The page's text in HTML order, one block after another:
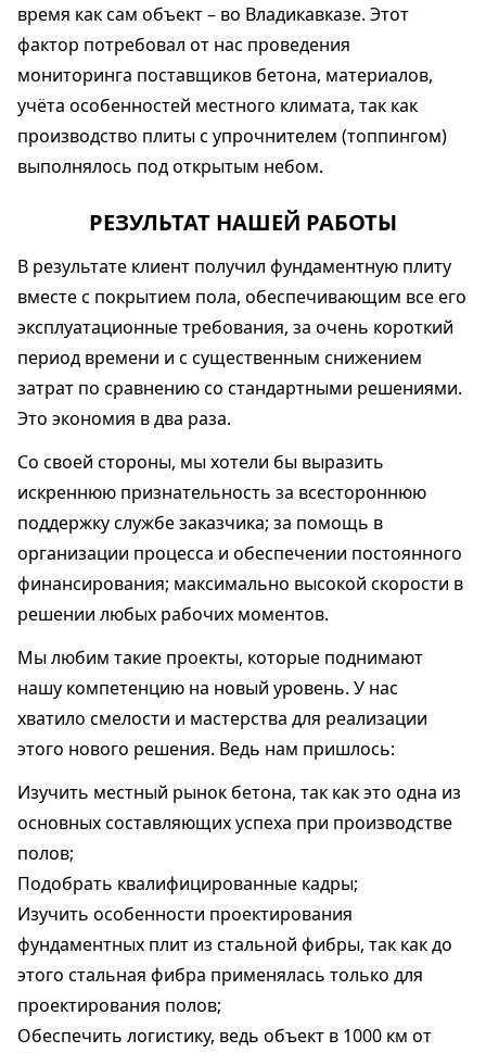
время как сам объект – во Владикавказе. Этот
фактор потребовал от нас проведения
мониторинга поставщиков бетона, материалов,
учёта особенностей местного климата, так как
производство плиты с упрочнителем (топпингом)
выполнялось под открытым небом.
РЕЗУЛЬТАТ НАШЕЙ РАБОТЫ
В результате клиент получил фундаментную плиту
вместе с покрытием пола, обеспечивающим все его
эксплуатационные требования, за очень короткий
период времени и с существенным снижением
затрат по сравнению со стандартными решениями.
Это экономия в два раза.
Со своей стороны, мы хотели бы выразить
искреннюю признательность за всестороннюю
поддержку службе заказчика; за помощь в
организации процесса и обеспечении постоянного
финансирования; максимально высокой скорости в
решении любых рабочих моментов.
Мы любим такие проекты, которые поднимают
нашу компетенцию на новый уровень. У нас
хватило смелости и мастерства для реализации
этого нового решения. Ведь нам пришлось:
Изучить местный рынок бетона, так как это одна из
основных составляющих успеха при производстве
полов;
Подобрать квалифицированные кадры;
Изучить особенности проектирования
фундаментных плит из стальной фибры, так как до
этого стальная фибра применялась только для
проектирования полов;
Обеспечить логистику, ведь объект в 1000 км от